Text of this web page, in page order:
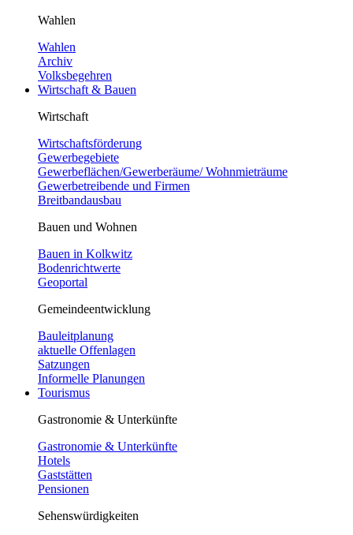
Wahlen
Wahlen
Archiv
Volksbegehren
Wirtschaft & Bauen
Wirtschaft
Wirtschaftsförderung
Gewerbegebiete
Gewerbeflächen/Gewerberäume/ Wohnmieträume
Gewerbetreibende und Firmen
Breitbandausbau
Bauen und Wohnen
Bauen in Kolkwitz
Bodenrichtwerte
Geoportal
Gemeindeentwicklung
Bauleitplanung
aktuelle Offenlagen
Satzungen
Informelle Planungen
Tourismus
Gastronomie & Unterkünfte
Gastronomie & Unterkünfte
Hotels
Gaststätten
Pensionen
Sehenswürdigkeiten